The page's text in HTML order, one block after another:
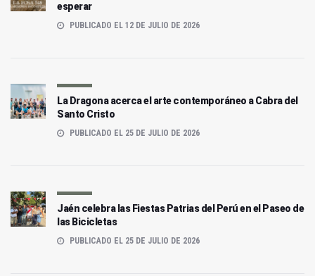
esperar
PUBLICADO EL 12 DE JULIO DE 2026
La Dragona acerca el arte contemporáneo a Cabra del
Santo Cristo
PUBLICADO EL 25 DE JULIO DE 2026
Jaén celebra las Fiestas Patrias del Perú en el Paseo de
las Bicicletas
PUBLICADO EL 25 DE JULIO DE 2026